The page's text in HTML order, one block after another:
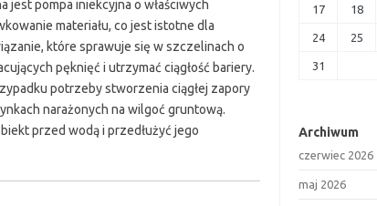
jest pompa iniekcyjna o właściwych
materiału, co jest istotne dla
które sprawuje się w szczelinach o
pęknięć i utrzymać ciągłość bariery.
potrzeby stworzenia ciągłej zapory
narażonych na wilgoć gruntową.
przed wodą i przedłużyć jego
17 18
24 25
31
Archiwum
czerwiec 2026
maj 2026